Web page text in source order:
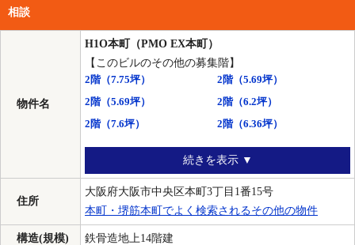
相談
物件名
H1O本町（PMO EX本町）
【このビルのその他の募集階】
2階（7.75坪） 2階（5.69坪）
2階（5.69坪） 2階（6.2坪）
2階（7.6坪） 2階（6.36坪）
続きを表示 ▼
住所
大阪府大阪市中央区本町3丁目1番15号
本町・堺筋本町でよく検索されるその他の物件
構造(規模) 鉄骨造地上14階建